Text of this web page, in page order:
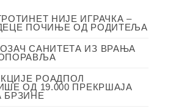
НИЈЕ ИГРАЧКА –
ПОЧИЊЕ ОД РОДИТЕЉА
САНИТЕТА ИЗ ВРАЊА
РОАДПОЛ
ОД 19.000 ПРЕКРШАЈА
БРЗИНЕ